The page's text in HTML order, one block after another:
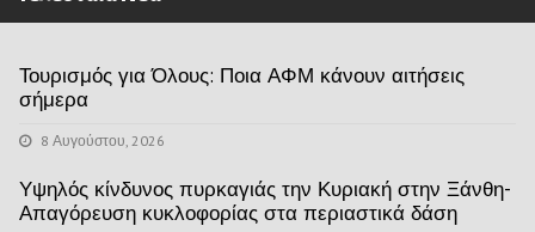
Τουρισμός για Όλους: Ποια ΑΦΜ κάνουν αιτήσεις
σήμερα
8 Αυγούστου, 2026
Υψηλός κίνδυνος πυρκαγιάς την Κυριακή στην Ξάνθη-
Απαγόρευση κυκλοφορίας στα περιαστικά δάση